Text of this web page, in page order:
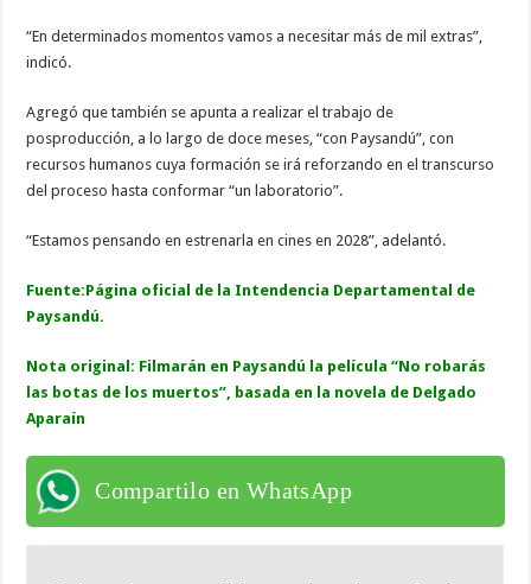
“En determinados momentos vamos a necesitar más de mil extras”,
indicó.
Agregó que también se apunta a realizar el trabajo de
posproducción, a lo largo de doce meses, “con Paysandú”, con
recursos humanos cuya formación se irá reforzando en el transcurso
del proceso hasta conformar “un laboratorio”.
“Estamos pensando en estrenarla en cines en 2028”, adelantó.
Fuente:Página oficial de la Intendencia Departamental de
Paysandú.
Nota original: Filmarán en Paysandú la película “No robarás
las botas de los muertos”, basada en la novela de Delgado
Aparaín
Compartilo en WhatsApp